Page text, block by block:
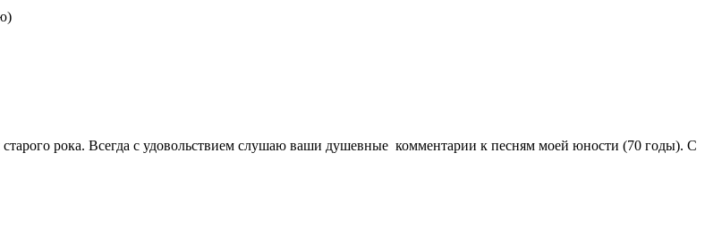
рока. Всегда с удовольствием слушаю ваши душевные комментарии к песням моей юности (70 годы). С